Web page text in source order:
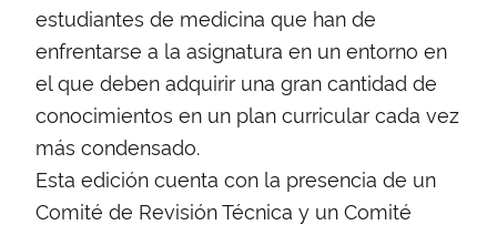
estudiantes de medicina que han de
enfrentarse a la asignatura en un entorno en
el que deben adquirir una gran cantidad de
conocimientos en un plan curricular cada vez
más condensado.
Esta edición cuenta con la presencia de un
Comité de Revisión Técnica y un Comité